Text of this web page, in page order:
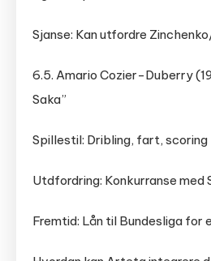
Sjanse: Kan utfordre
6.5. Amario Cozier-Duberry
Saka”
Spillestil: Dribling, fart, scoring
Utdfordring: Konkurranse
Fremtid: Lån til Bundesliga for